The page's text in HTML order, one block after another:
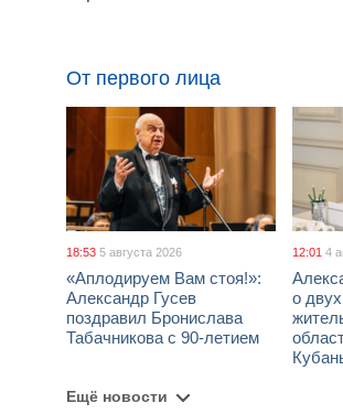
От первого лица
18:53 5 августа 2026
«Аплодируем Вам стоя!»:
Александр Гусев
поздравил Бронислава
Табачникова с 90-летием
12:01 4
о
Ещё новости